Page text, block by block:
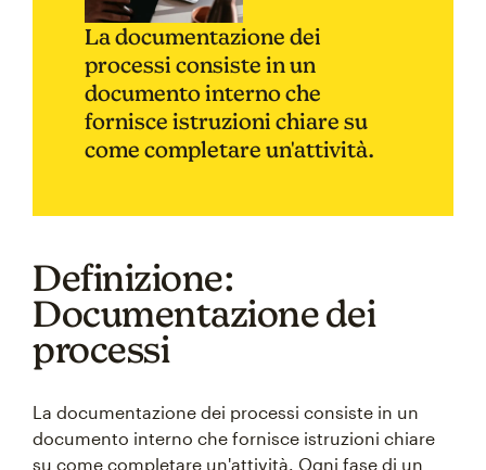
La documentazione dei
processi consiste in un
documento interno che
fornisce istruzioni chiare su
come completare un'attività.
Definizione:
Documentazione dei
processi
La documentazione dei processi consiste in un
documento interno che fornisce istruzioni chiare
su come completare un'attività. Ogni fase di un